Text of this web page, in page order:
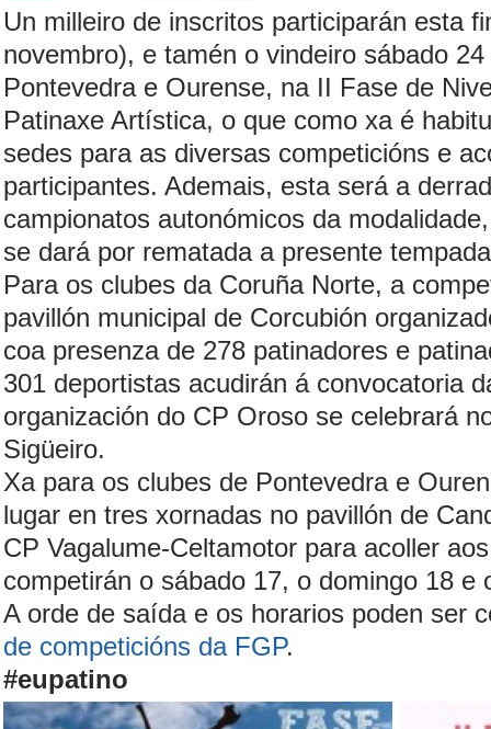
Un milleiro de inscritos participarán esta
novembro), e tamén o vindeiro sábado
Pontevedra e Ourense, na II Fase de
Patinaxe Artística, o que como xa é
sedes para as diversas competicións e
participantes. Ademais, esta será a
campionatos autonómicos da
se dará por rematada a presente
Para os clubes da Coruña Norte, a
pavillón municipal de Corcubión
coa presenza de 278 patinadores e
301 deportistas acudirán á convocatoria
organización do CP Oroso se celebrará
Sigüeiro.
Xa para os clubes de Pontevedra e
lugar en tres xornadas no pavillón de
CP Vagalume-Celtamotor para acoller
competirán o sábado 17, o domingo 18 e
A orde de saída e os horarios poden ser
de competicións da FGP.
#eupatino